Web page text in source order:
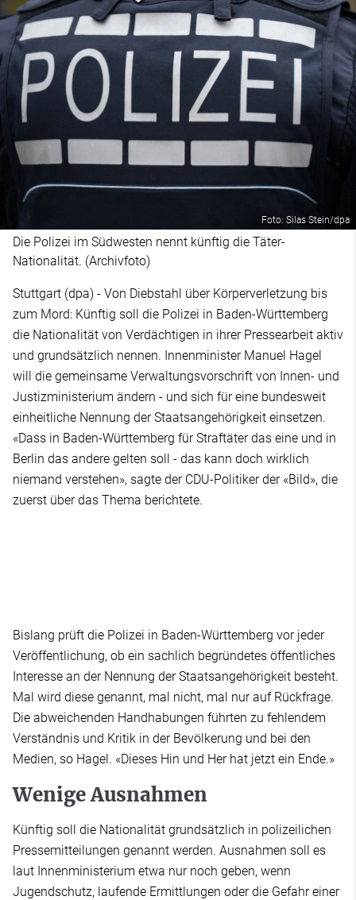
Foto: Silas Stein/dpa
Die Polizei im Südwesten nennt künftig die Täter-
Nationalität. (Archivfoto)
Stuttgart (dpa) - Von Diebstahl über Körperverletzung bis
zum Mord: Künftig soll die Polizei in Baden-Württemberg
die Nationalität von Verdächtigen in ihrer Pressearbeit aktiv
und grundsätzlich nennen. Innenminister Manuel Hagel
will die gemeinsame Verwaltungsvorschrift von Innen- und
Justizministerium ändern - und sich für eine bundesweit
einheitliche Nennung der Staatsangehörigkeit einsetzen.
«Dass in Baden-Württemberg für Straftäter das eine und in
Berlin das andere gelten soll - das kann doch wirklich
niemand verstehen», sagte der CDU-Politiker der «Bild», die
zuerst über das Thema berichtete.
Bislang prüft die Polizei in Baden-Württemberg vor jeder
Veröffentlichung, ob ein sachlich begründetes öffentliches
Interesse an der Nennung der Staatsangehörigkeit besteht.
Mal wird diese genannt, mal nicht, mal nur auf Rückfrage.
Die abweichenden Handhabungen führten zu fehlendem
Verständnis und Kritik in der Bevölkerung und bei den
Medien, so Hagel. «Dieses Hin und Her hat jetzt ein Ende.»
Wenige Ausnahmen
Künftig soll die Nationalität grundsätzlich in polizeilichen
Pressemitteilungen genannt werden. Ausnahmen soll es
laut Innenministerium etwa nur noch geben, wenn
Jugendschutz, laufende Ermittlungen oder die Gefahr einer